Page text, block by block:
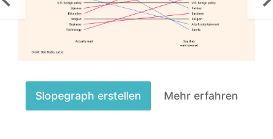
Slopegraph erstellen Mehr erfahren